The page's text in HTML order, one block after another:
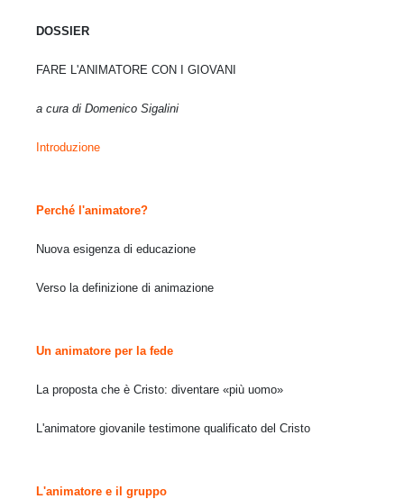
DOSSIER
FARE L'ANIMATORE CON I GIOVANI
a cura di Domenico Sigalini
Introduzione
Perché l'animatore?
Nuova esigenza di educazione
Verso la definizione di animazione
Un animatore per la fede
La proposta che è Cristo: diventare «più uomo»
L'animatore giovanile testimone qualificato del Cristo
L'animatore e il gruppo